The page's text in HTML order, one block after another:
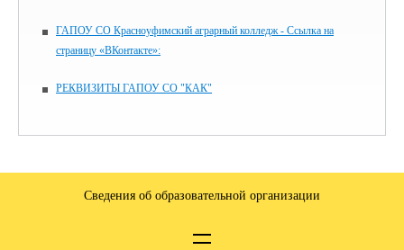
ГАПОУ СО Красноуфимский аграрный колледж - Ссылка на
страницу «ВКонтакте»:
РЕКВИЗИТЫ ГАПОУ СО "КАК"
Сведения об образовательной организации